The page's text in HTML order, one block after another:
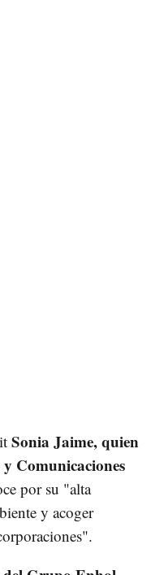
Sonia Jaime, quien
Comunicaciones
por su "alta
y acoger